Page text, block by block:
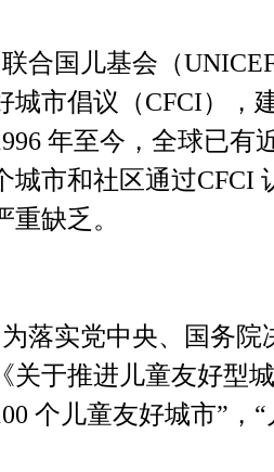
联合国儿基会（
城市倡议（CFCI），
年至今，全球已有
城市和社区通过CFCI
重缺乏。
为落实党中央、国务院
《关于推进儿童友好型
个儿童友好城市”，